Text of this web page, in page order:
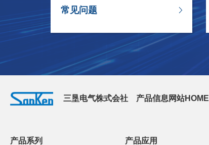
常见问题
三垦电气株式会社 产品信息网站HOME
产品系列 产品应用